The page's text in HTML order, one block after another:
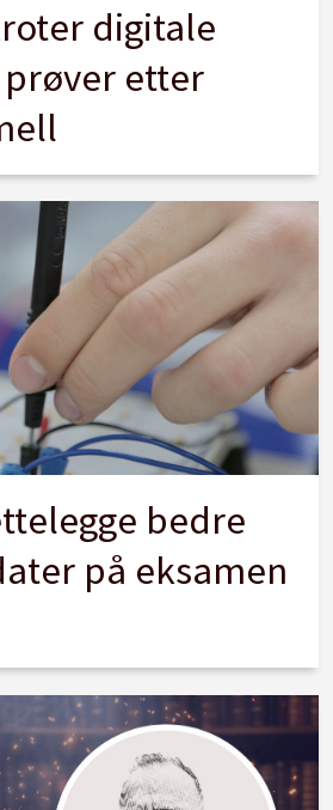
digitale
etter
bedre
på eksamen